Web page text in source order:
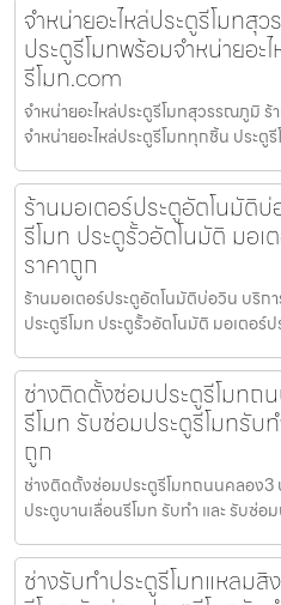
จำหน่ายอะไหล่ประตูรีโมทสุ
ประตูรีโมทพร้อมจำหน่ายอะ
รีโมท.com
จำหน่ายอะไหล่ประตูรีโมทสุวรรณภูมิ ร้
จำหน่ายอะไหล่ประตูรีโมททุกชิ้น ประ
ร้านมอเตอร์ประตูอัตโนมัติ
รีโมท ประตูรั้วอัตโนมัติ มอเ
ราคาถูก
ร้านมอเตอร์ประตูอัตโนมัติบ่อวิน บริก
ประตูรีโมท ประตูรั้วอัตโนมัติ มอเตอร์ป
ช่างติดตั้งซ่อมประตูรีโมท
รีโมท รับซ่อมประตูรีโมทรับ
ถูก
ช่างติดตั้งซ่อมประตูรีโมทถนนคลอง3
ประตูบานเลื่อนรีโมท รับทำ และ รับซ่อ
ช่างรับทำประตูรีโมทแหลม